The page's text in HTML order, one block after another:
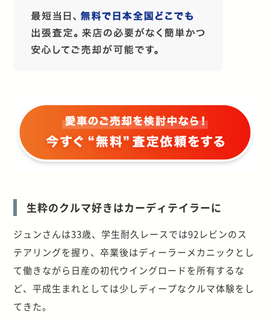
生粋のクルマ好きはカーディテイラーに
ジュンさんは33歳、学生耐久レースでは92レビンのス
テアリングを握り、卒業後はディーラーメカニックとし
て働きながら日産の初代ウイングロードを所有するな
ど、平成生まれとしては少しディープなクルマ体験をし
てきた。